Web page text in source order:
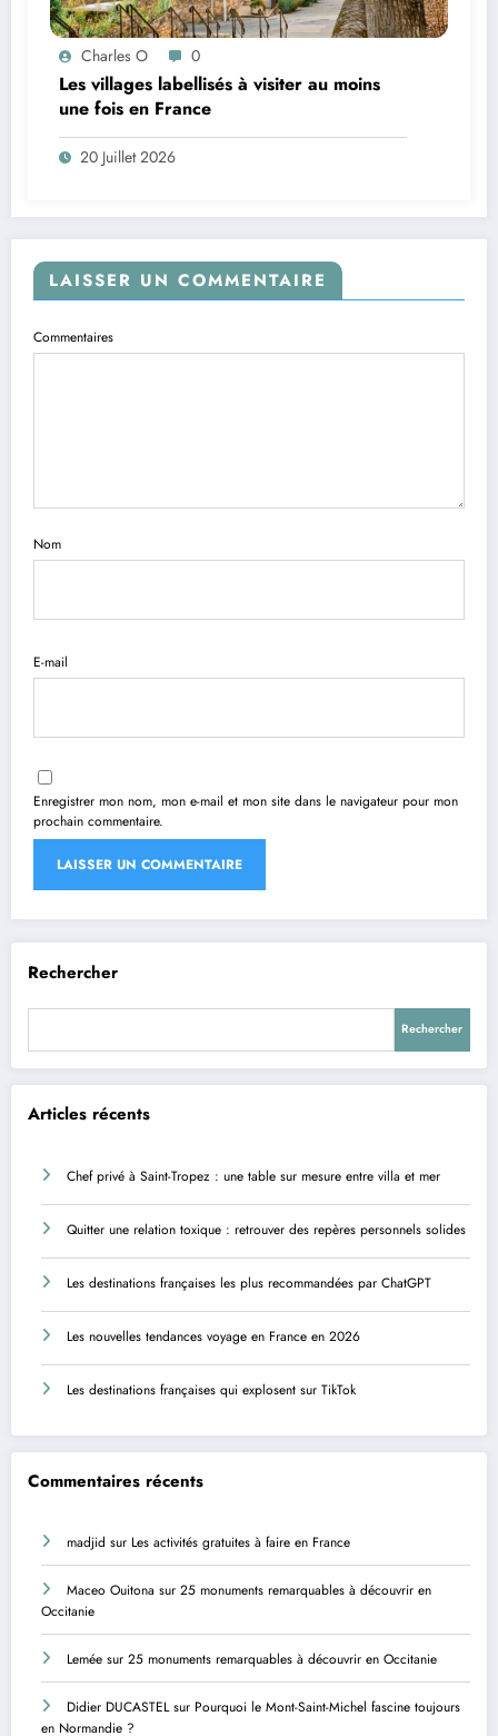
Charles O 0
Les villages labellisés à visiter au moins
une fois en France
20 Juillet 2026
LAISSER UN COMMENTAIRE
Commentaires
Nom
E-mail
Enregistrer mon nom, mon e-mail et mon site dans le navigateur pour mon
prochain commentaire.
Rechercher
Rechercher
Articles récents
Chef privé à Saint-Tropez : une table sur mesure entre villa et mer
Quitter une relation toxique : retrouver des repères personnels solides
Les destinations françaises les plus recommandées par ChatGPT
Les nouvelles tendances voyage en France en 2026
Les destinations françaises qui explosent sur TikTok
Commentaires récents
madjid sur Les activités gratuites à faire en France
Maceo Ouitona sur 25 monuments remarquables à découvrir en
Occitanie
Lemée sur 25 monuments remarquables à découvrir en Occitanie
Didier DUCASTELsur Pourquoi le Mont-Saint-Michel fascine toujours
en Normandie ?